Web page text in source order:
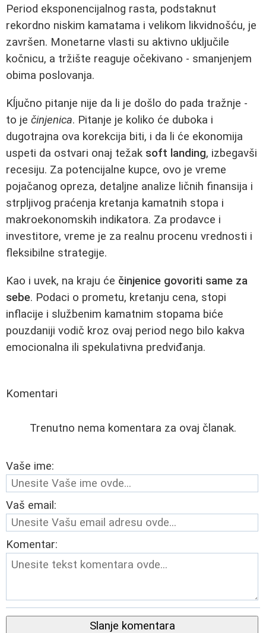
Period eksponencijalnog rasta, podstaknut
rekordno niskim kamatama i velikom likvidnošću, je
završen. Monetarne vlasti su aktivno uključile
kočnicu, a tržište reaguje očekivano - smanjenjem
obima poslovanja.
Kĺjučno pitanje nije da li je došlo do pada tražnje -
to je činjenica. Pitanje je koliko će duboka i
dugotrajna ova korekcija biti, i da li će ekonomija
uspeti da ostvari onaj težak soft landing, izbegavši
recesiju. Za potencijalne kupce, ovo je vreme
pojačanog opreza, detaljne analize ličnih finansija i
strpljivog praćenja kretanja kamatnih stopa i
makroekonomskih indikatora. Za prodavce i
investitore, vreme je za realnu procenu vrednosti i
fleksibilne strategije.
Kao i uvek, na kraju će činjenice govoriti same za
sebe. Podaci o prometu, kretanju cena, stopi
inflacije i službenim kamatnim stopama biće
pouzdaniji vodič kroz ovaj period nego bilo kakva
emocionalna ili spekulativna predviđanja.
Komentari
Trenutno nema komentara za ovaj članak.
Vaše ime:
Vaš email:
Komentar:
Slanje komentara